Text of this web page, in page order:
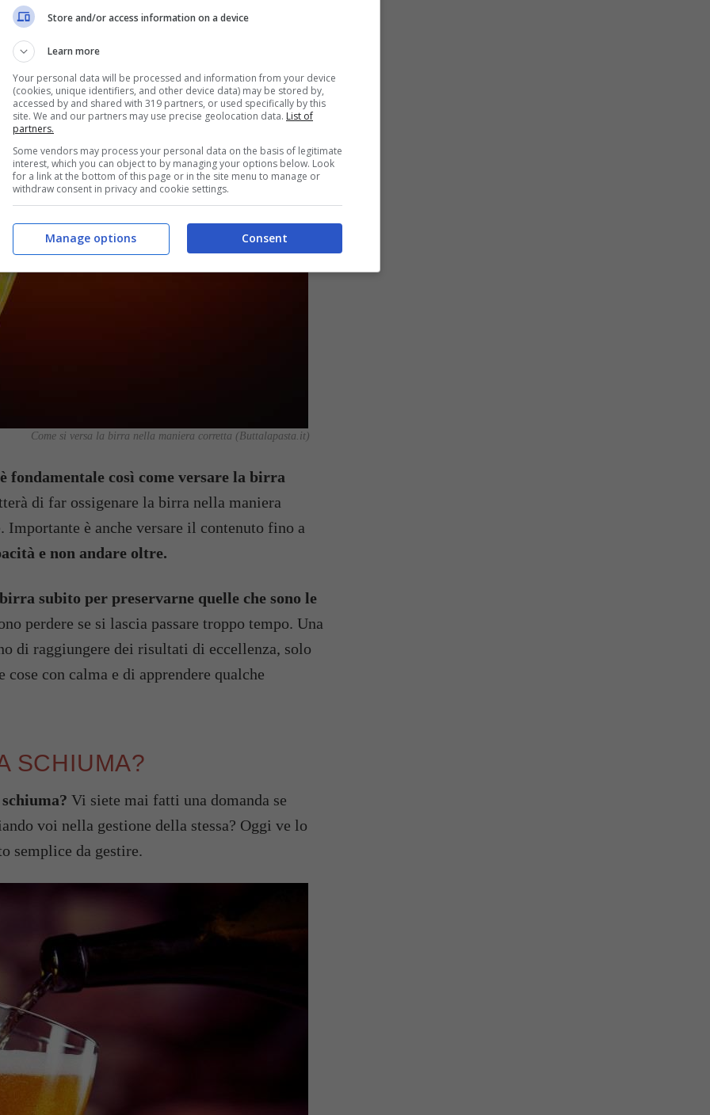
perfetta.
Come si versa la birra nella maniera corretta (Buttalapasta.it)
così come versare la birra
di far ossigenare la birra nella maniera
Importante è anche versare il contenuto fino a
e non andare oltre.
subito per preservarne quelle che sono le
perdere se si lascia passare troppo tempo. Una
di raggiungere dei risultati di eccellenza, solo
con calma e di apprendere qualche
SCHIUMA?
Vi siete mai fatti una domanda se
voi nella gestione della stessa? Oggi ve lo
semplice da gestire.
Store and/or access information on a device
Learn more
Your personal data will be processed and information from your device
(cookies, unique identifiers, and other device data) may be stored by,
accessed by and shared with 319 partners, or used specifically by this
site. We and our partners may use precise geolocation data. List of
partners.
Some vendors may process your personal data on the basis of legitimate
interest, which you can object to by managing your options below. Look
for a link at the bottom of this page or in the site menu to manage or
withdraw consent in privacy and cookie settings.
Consent
Manage options